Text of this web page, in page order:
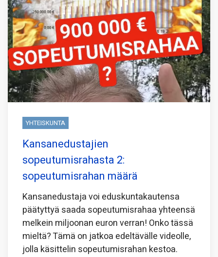
YHTEISKUNTA
Kansanedustajien
sopeutumisrahasta 2:
sopeutumisrahan määrä
Kansanedustaja voi eduskuntakautensa
päätyttyä saada sopeutumisrahaa yhteensä
melkein miljoonan euron verran! Onko tässä
mieltä? Tämä on jatkoa edeltävälle videolle,
jolla käsittelin sopeutumisrahan kestoa.